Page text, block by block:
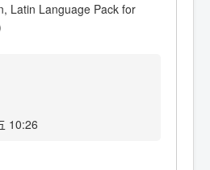
Latin Language Pack for
10:26